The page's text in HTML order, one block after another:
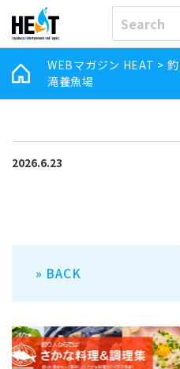
WEBマガジン HEAT >
滝養魚場
2026.6.23
» BACK